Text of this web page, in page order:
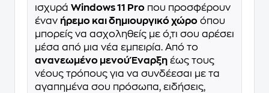
ισχυρά Windows 11 Pro που προσφέρουν
έναν ήρεμο και δημιουργικό χώρο όπου
μπορείς να ασχοληθείς με ό,τι σου αρέσει
μέσα από μια νέα εμπειρία. Από το
ανανεωμένο μενού Έναρξη έως τους
νέους τρόπους για να συνδέεσαι με τα
αγαπημένα σου πρόσωπα, ειδήσεις,